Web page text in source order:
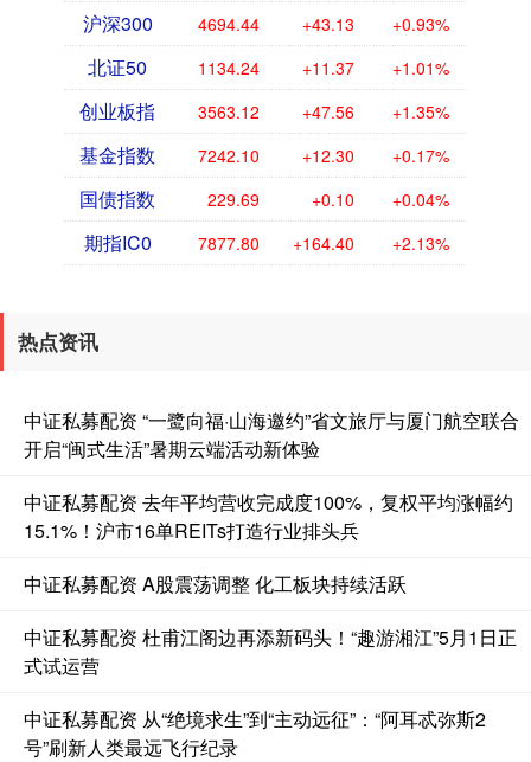
沪深300 4694.44 +43.13 +0.93%
北证50 1134.24 +11.37 +1.01%
创业板指 3563.12 +47.56 +1.35%
基金指数 7242.10 +12.30 +0.17%
国债指数 229.69 +0.10 +0.04%
期指IC0 7877.80 +164.40 +2.13%
热点资讯
中证私募配资 “一鹭向福·山海邀约”省文旅厅与厦门航空联合
开启“闽式生活”暑期云端活动新体验
中证私募配资 去年平均营收完成度100%，复权平均涨幅约
15.1%！沪市16单REITs打造行业排头兵
中证私募配资 A股震荡调整 化工板块持续活跃
中证私募配资 杜甫江阁边再添新码头！“趣游湘江”5月1日正
式试运营
中证私募配资 从“绝境求生”到“主动远征”：“阿耳忒弥斯2
号”刷新人类最远飞行纪录